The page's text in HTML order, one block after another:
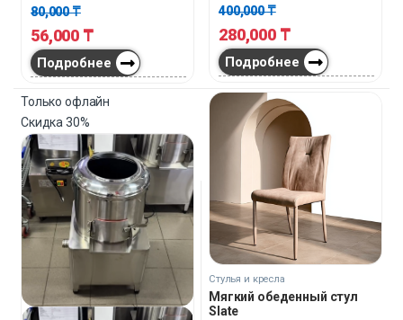
80,000₸
56,000 ₸
Подробнее
400,000₸
280,000 ₸
Подробнее
Только офлайн
Скидка30%
Стулья и кресла
Мягкий обеденный стул
Slate